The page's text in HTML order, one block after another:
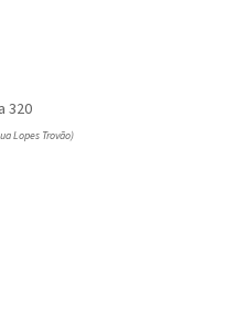
320
Lopes Trovão)